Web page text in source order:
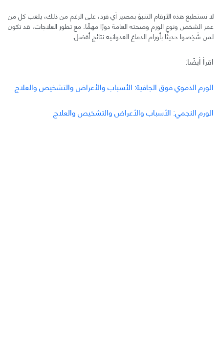
لا تستطيع هذه الأرقام التنبؤ بمصير أي فرد، على الرغم من ذلك، يلعب كل من
عمر الشخص ونوع الورم وصحته العامة دورًا مهمًّا. مع تطور العلاجات، قد تكون
لمن شُخِصوا حديثًا بأورام الدماغ العدوانية نتائج أفضل.
اقرأ أيضًا:
الورم الدموي فوق الجافية: الأسباب والأعراض والتشخيص والعلاج
الورم النجمي: الأسباب والأعراض والتشخيص والعلاج